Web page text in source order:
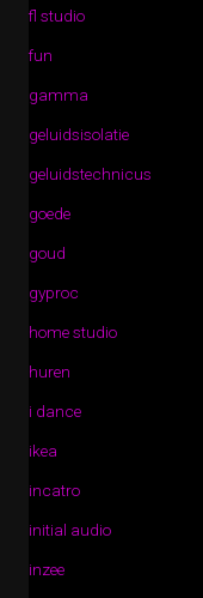
fl studio
fun
gamma
geluidsisolatie
geluidstechnicus
goede
goud
gyproc
home studio
huren
i dance
ikea
incatro
initial audio
inzee